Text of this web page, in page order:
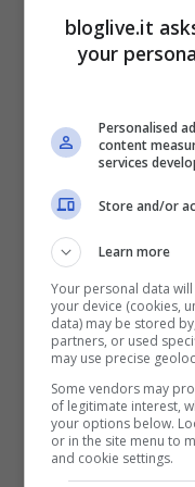
supera i 700
leggere sul
nuova stazione
quella di Santa
bloglive.it
your
Personalised
content
services
Store and/or
Learn more
Your personal data
your device (cookies,
data) may be stored
partners, or used
may use precise
Some vendors may
of legitimate interest,
your options below.
or in the site menu to
and cookie settings.